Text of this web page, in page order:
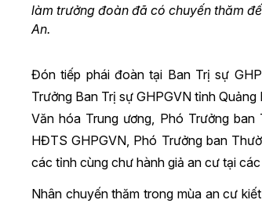
làm trưởng đoàn đã có chuyến thăm
An.
Đón tiếp phái đoàn tại Ban Trị sự
Trưởng Ban Trị sự GHPGVN tỉnh
Văn hóa Trung ương, Phó Trưởng
HĐTS GHPGVN, Phó Trưởng ban
các tỉnh cùng chư hành giả an cư tại
Nhân chuyến thăm trong mùa an cư